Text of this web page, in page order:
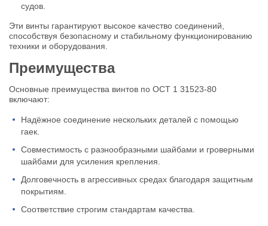
судов.
Эти винты гарантируют высокое качество соединений,
способствуя безопасному и стабильному функционированию
техники и оборудования.
Преимущества
Основные преимущества винтов по ОСТ 1 31523-80
включают:
Надёжное соединение нескольких деталей с помощью
гаек.
Совместимость с разнообразными шайбами и гроверными
шайбами для усиления крепления.
Долговечность в агрессивных средах благодаря защитным
покрытиям.
Соответствие строгим стандартам качества.